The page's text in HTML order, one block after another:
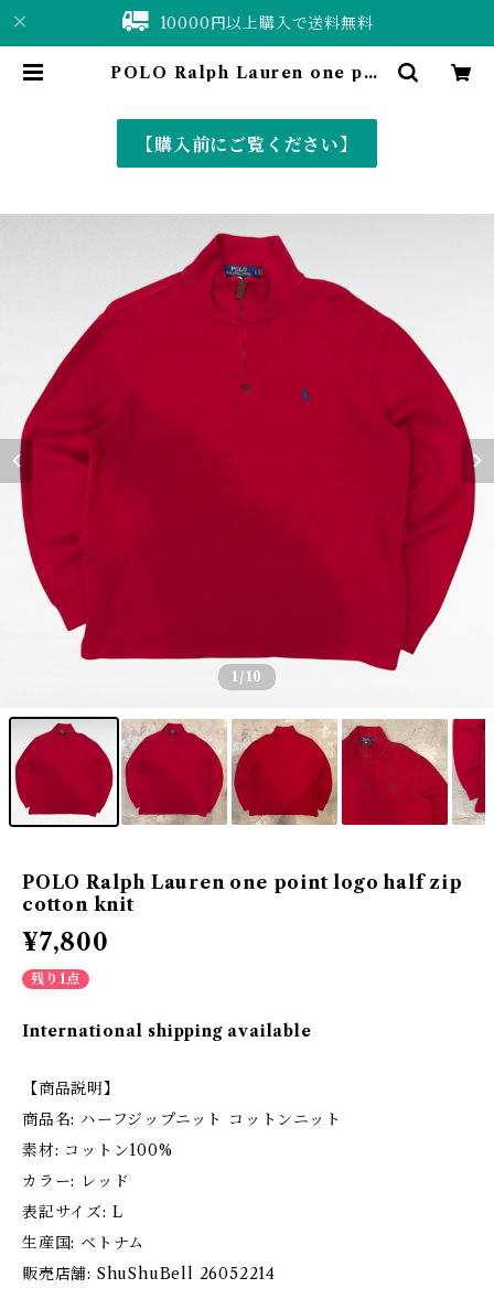
10000円以上購入で送料無料
POLO Ralph Lauren one poi
shop〈古着&vintage〉
【購入前にご覧ください】
1 /10
POLO Ralph Lauren one point logo half zip
cotton knit
¥7,800
残り1点
International shipping available
【商品説明】
商品名: ハーフジップニット コットンニット
素材: コットン100%
カラー: レッド
表記サイズ: L
生産国: ベトナム
販売店舗: ShuShuBell 26052214